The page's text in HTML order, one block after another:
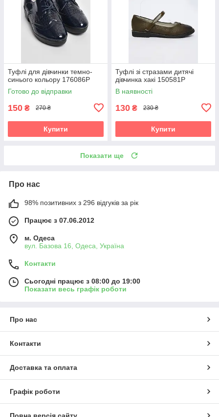
Туфлі для дівчинки темно-
синього кольору 176086P
Готово до відправки
150 ₴ 270 ₴
Купити
Туфлі зі стразами дитячі
дівчинка хакі 150581P
В наявності
130 ₴ 230 ₴
Купити
Показати ще
Про нас
98% позитивних з 296 відгуків за рік
Працює з 07.06.2012
м. Одеса
вул. Базова 16, Одеса, Україна
Контакти
Сьогодні працює з 08:00 до 19:00
Показати весь графік роботи
Про нас
Контакти
Доставка та оплата
Графік роботи
Повна версія сайту